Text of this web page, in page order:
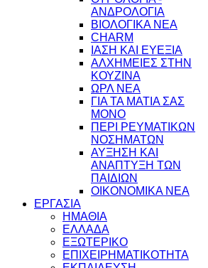
ΑΝΔΡΟΛΟΓΙΑ
ΒΙΟΛΟΓΙΚΑ ΝΕΑ
CHARM
ΙΑΣΗ ΚΑΙ ΕΥΕΞΙΑ
ΑΛΧΗΜΕΙΕΣ ΣΤΗΝ
ΚΟΥΖΙΝΑ
ΩΡΛ ΝEA
ΓΙΑ ΤΑ ΜΑΤΙΑ ΣΑΣ
ΜΟΝΟ
ΠΕΡΙ ΡΕΥΜΑΤΙΚΩΝ
ΝΟΣΗΜΑΤΩΝ
ΑΥΞΗΣΗ ΚΑΙ
ΑΝΑΠΤΥΞΗ ΤΩΝ
ΠΑΙΔΙΩΝ
ΟΙΚΟΝΟΜΙΚΑ ΝΕΑ
ΕΡΓΑΣΙΑ
ΗΜΑΘΙΑ
ΕΛΛΑΔΑ
ΕΞΩΤΕΡΙΚΟ
ΕΠΙΧΕΙΡΗΜΑΤΙΚΟΤΗΤΑ